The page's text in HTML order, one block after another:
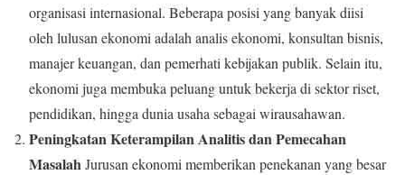
organisasi internasional. Beberapa posisi yang banyak diisi
oleh lulusan ekonomi adalah analis ekonomi, konsultan bisnis,
manajer keuangan, dan pemerhati kebijakan publik. Selain itu,
ekonomi juga membuka peluang untuk bekerja di sektor riset,
pendidikan, hingga dunia usaha sebagai wirausahawan.
Peningkatan Keterampilan Analitis dan Pemecahan
MasalahJurusan ekonomi memberikan penekanan yang besar